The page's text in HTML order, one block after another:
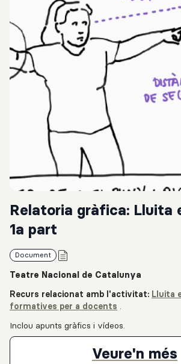
Relatoria gràfica: Lluita
1a part
Document
Teatre Nacional de Catalunya
Recurs relacionat amb l'activitat: Lluita
formatives per a docents .
Inclou apunts gràfics i vídeos.
Veure'n més